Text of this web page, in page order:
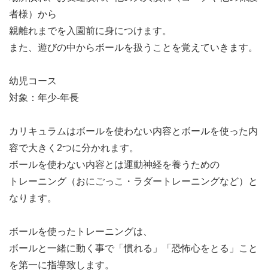
者様）から
親離れまでを入園前に身につけます。
また、遊びの中からボールを扱うことを覚えていきます。
幼児コース
対象：年少-年長
カリキュラムはボールを使わない内容とボールを使った内
容で大きく2つに分かれます。
ボールを使わない内容とは運動神経を養うための
トレーニング（おにごっこ・ラダートレーニングなど）と
なります。
ボールを使ったトレーニングは、
ボールと一緒に動く事で「慣れる」「恐怖心をとる」こと
を第一に指導致します。